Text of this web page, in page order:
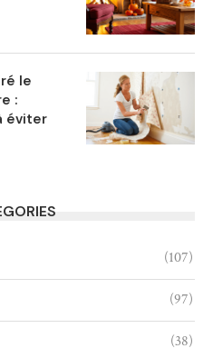
le
:
éviter
(107)
(97)
(38)